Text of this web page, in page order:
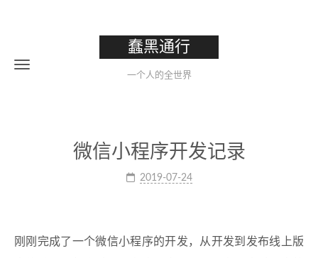
蠢黑通行
一个人的全世界
微信小程序开发记录
2019-07-24
刚刚完成了一个微信小程序的开发，从开发到发布线上版